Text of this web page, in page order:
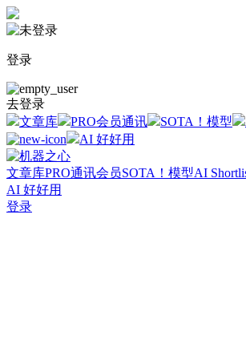
登录
去登录
文章库
PRO会员通讯 SOTA！模型
AI 好好用
文章库PRO通讯会员SOTA！模型AI
AI 好好用
登录